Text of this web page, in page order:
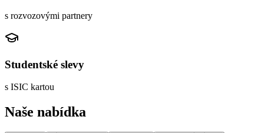
s rozvozovými partnery
Studentské slevy
s ISIC kartou
Naše nabídka